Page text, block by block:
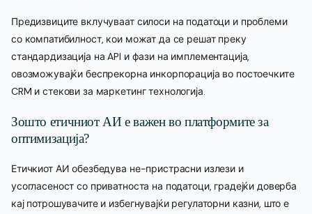
Предизвиците вклучуваат силоси на податоци и проблеми
со компатибилност, кои можат да се решат преку
стандардизација на API и фази на имплементација,
овозможувајќи беспрекорна инкорпорација во постоечките
CRM и стекови за маркетинг технологија.
Зошто етичниот АИ е важен во платформите за
оптимизација?
Етичкиот АИ обезбедува не-пристрасни излези и
усогласеност со приватноста на податоци, градејќи доверба
кај потрошувачите и избегнувајќи регулаторни казни, што е